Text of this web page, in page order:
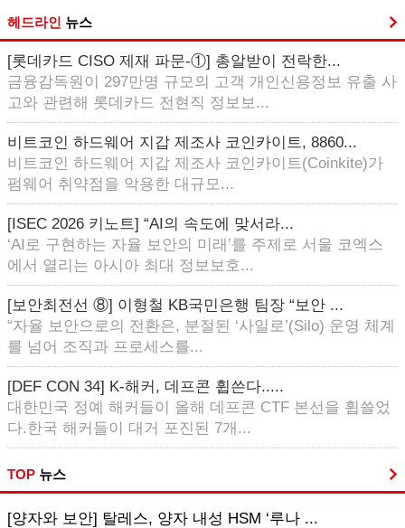
헤드라인 뉴스
[롯데카드 CISO 제재 파문-①] 총알받이 전락한...
금융감독원이 297만명 규모의 고객 개인신용정보 유출 사
고와 관련해 롯데카드 전현직 정보보...
비트코인 하드웨어 지갑 제조사 코인카이트, 8860...
비트코인 하드웨어 지갑 제조사 코인카이트(Coinkite)가
펌웨어 취약점을 악용한 대규모...
[ISEC 2026 키노트] “AI의 속도에 맞서라...
‘AI로 구현하는 자율 보안의 미래’를 주제로 서울 코엑스
에서 열리는 아시아 최대 정보보호...
[보안최전선 ⑧] 이형철 KB국민은행 팀장 “보안 ...
“자율 보안으로의 전환은, 분절된 ‘사일로’(Silo) 운영 체계
를 넘어 조직과 프로세스를...
[DEF CON 34] K-해커, 데프콘 휩쓴다.....
대한민국 정예 해커들이 올해 데프콘 CTF 본선을 휩쓸었
다.한국 해커들이 대거 포진된 7개...
TOP 뉴스
[양자와 보안] 탈레스, 양자 내성 HSM ‘루나 ...